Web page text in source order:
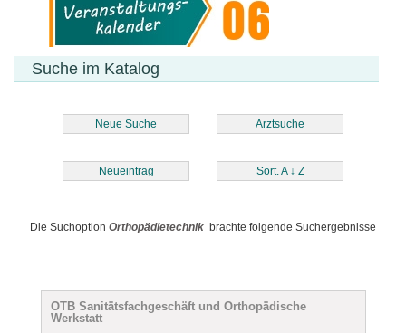
Suche im Katalog
Neue Suche Arztsuche
Neueintrag Sort. A ↓ Z
Die Suchoption Orthopädietechnik brachte folgende Suchergebnisse
OTB Sanitätsfachgeschäft und Orthopädische
Werkstatt